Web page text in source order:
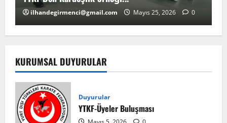
ilhandegirmenci@gmail.com Mayıs 25, 2026 0
KURUMSAL DUYURULAR
Duyurular
YTKF-Üyeler Buluşması